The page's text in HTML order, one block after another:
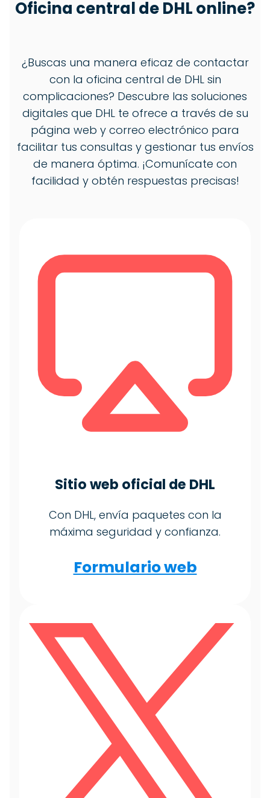
Oficina central de DHL online?
¿Buscas una manera eficaz de contactar
con la oficina central de DHL sin
complicaciones? Descubre las soluciones
digitales que DHL te ofrece a través de su
página web y correo electrónico para
facilitar tus consultas y gestionar tus envíos
de manera óptima. ¡Comunícate con
facilidad y obtén respuestas precisas!
Sitio web oficial de DHL
Con DHL, envía paquetes con la
máxima seguridad y confianza.
Formulario web